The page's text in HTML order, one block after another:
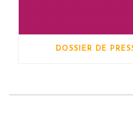
DOSSIER DE